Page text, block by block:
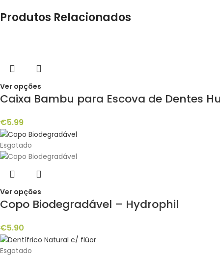
Produtos Relacionados
Ver opções
Caixa Bambu para Escova de Dentes
€5.99
Esgotado
Ver opções
Copo Biodegradável – Hydrophil
€5.90
Esgotado